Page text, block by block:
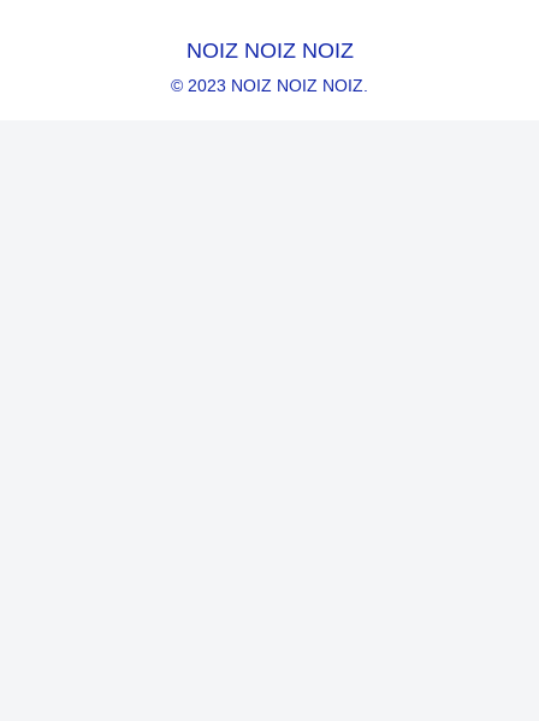
NOIZ NOIZ NOIZ
© 2023 NOIZ NOIZ NOIZ.